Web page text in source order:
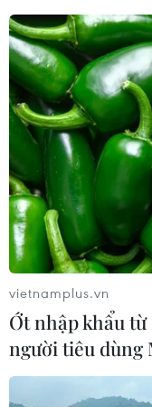
vietnamplus.vn
Ớt nhập khẩu
người tiêu dùng